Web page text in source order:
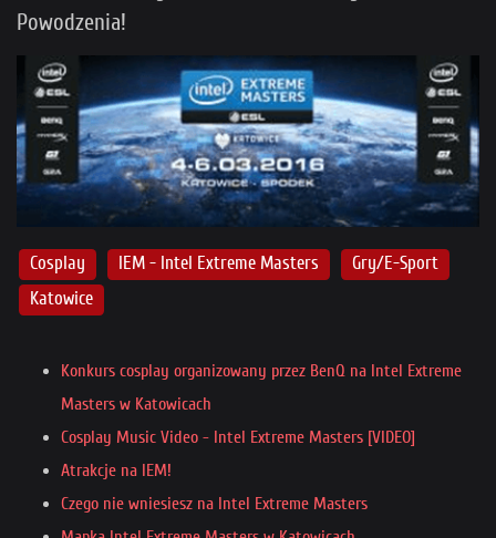
Powodzenia!
Cosplay IEM - Intel Extreme Masters
Gry/E-Sport
Katowice
Konkurs cosplay organizowany przez BenQ na Intel Extreme
Masters w Katowicach
Cosplay Music Video - Intel Extreme Masters [VIDEO]
Atrakcje na IEM!
Czego nie wniesiesz na Intel Extreme Masters